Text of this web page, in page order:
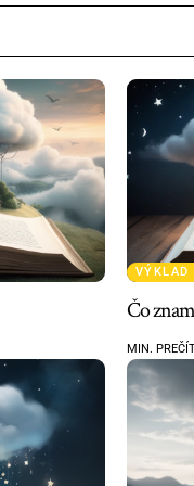
Čo
MIN.